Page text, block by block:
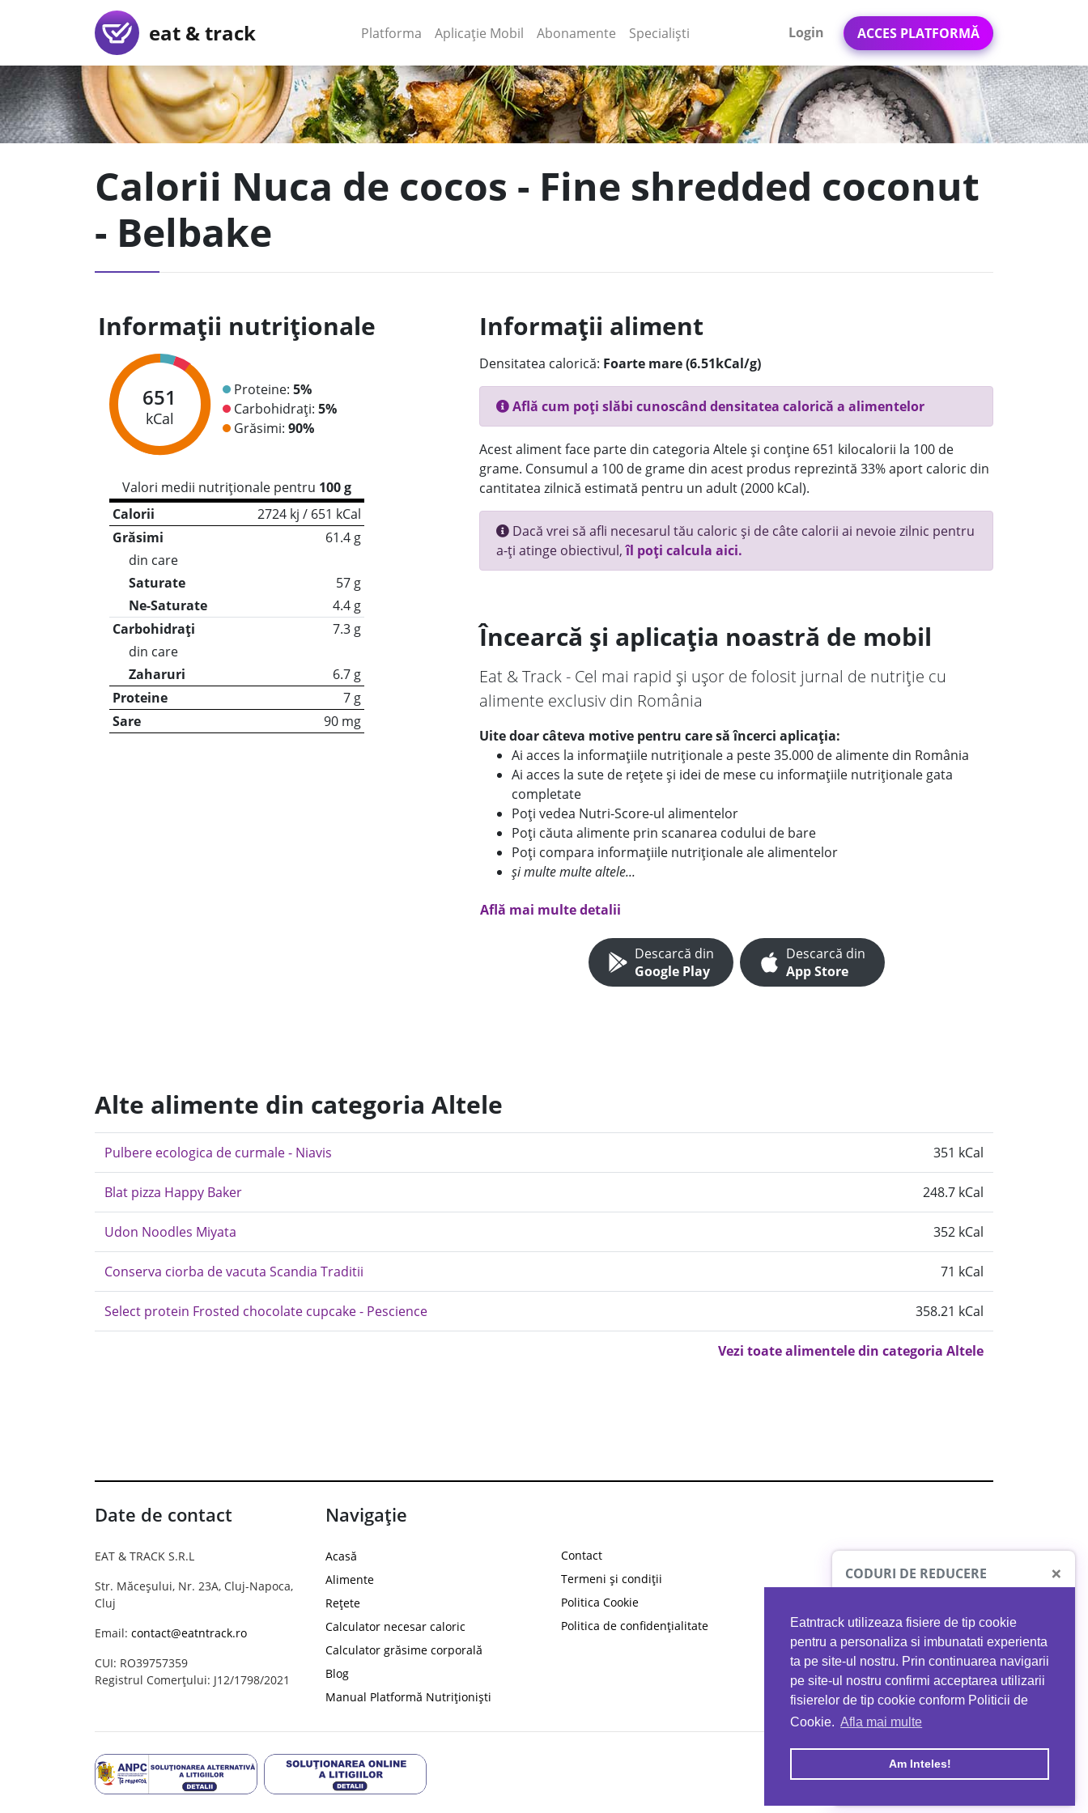
Eatntrack utilizeaza fisiere de tip cookie
pentru a personaliza si imbunatati experienta
ta pe site-ul nostru. Prin continuarea navigarii
pe site-ul nostru confirmi acceptarea utilizarii
fisierelor de tip cookie conform Politicii de
Cookie. Afla mai multe
Am Inteles!
eat & track Platforma (current)
Aplicație Mobil (current)
Abonamente Specialiști Login ACCES PLATFORMĂ
Calorii Nuca de cocos - Fine shredded coconut
- Belbake
Informații nutriționale
651
kCal
Proteine: 5%
Carbohidrați: 5%
Grăsimi: 90%
Valori medii nutriționale pentru 100 g
Calorii
2724 kj / 651 kCal
Grăsimi
61.4 g
din care
Saturate
57 g
Ne-Saturate
4.4 g
Carbohidrați
7.3 g
din care
Zaharuri
6.7 g
Proteine
7 g
Sare
90 mg
Informații aliment
Densitatea calorică: Foarte mare (6.51kCal/g)
Află cum poți slăbi cunoscând densitatea calorică a alimentelor
Acest aliment face parte din categoria Altele și conține 651 kilocalorii la 100 de
grame. Consumul a 100 de grame din acest produs reprezintă 33% aport caloric din
cantitatea zilnică estimată pentru un adult (2000 kCal).
Dacă vrei să afli necesarul tău caloric și de câte calorii ai nevoie zilnic pentru
a-ți atinge obiectivul,îl poți calcula aici.
Încearcă și aplicația noastră de mobil
Eat & Track - Cel mai rapid și ușor de folosit jurnal de nutriție cu
alimente exclusiv din România
Uite doar câteva motive pentru care să încerci aplicația:
Ai acces la informațiile nutriționale a peste 35.000 de alimente din România
Ai acces la sute de rețete și idei de mese cu informațiile nutriționale gata
completate
Poți vedea Nutri-Score-ul alimentelor
Poți căuta alimente prin scanarea codului de bare
Poți compara informațiile nutriționale ale alimentelor
și multe multe altele...
Află mai multe detalii
Descarcă din
Google Play
Descarcă din
App Store
Alte alimente din categoria Altele
Pulbere ecologica de curmale - Niavis 351 kCal
Blat pizza Happy Baker 248.7 kCal
Udon Noodles Miyata 352 kCal
Conserva ciorba de vacuta Scandia Traditii 71 kCal
Select protein Frosted chocolate cupcake - Pescience 358.21 kCal
Vezi toate alimentele din categoria Altele
Date de contact
EAT & TRACK S.R.L
Str. Măceșului, Nr. 23A, Cluj-Napoca,
Cluj
Email: contact@eatntrack.ro
CUI: RO39757359
Registrul Comerțului: J12/1798/2021
Navigație
Acasă
Alimente
Rețete
Calculator necesar caloric
Calculator grăsime corporală
Blog
Manual Platformă Nutriționiști
Contact
Termeni și condiții
Politica Cookie
Politica de confidențialitate
CODURI DE REDUCERE ×
PROTO41
reducere la orice comandă
EATNTRACK
MYPROTEIN
Ai40%reducere la orice comandă
folosind codul EATTRACK